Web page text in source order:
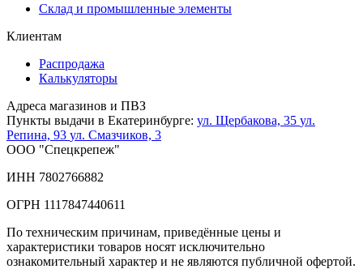
Склад и промышленные элементы
Клиентам
Распродажа
Калькуляторы
Адреса магазинов и ПВЗ
Пункты выдачи в Екатеринбурге: ул. Щербакова, 35 ул.
Репина, 93 ул. Смазчиков, 3
ООО "Спецкрепеж"
ИНН 7802766882
ОГРН 1117847440611
По техническим причинам, приведённые цены и
характеристики товаров носят исключительно
ознакомительный характер и не являются публичной офертой.